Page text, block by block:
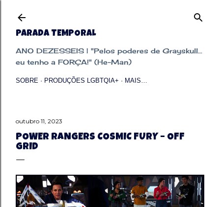
PARADA TEMPORAL
ANO DEZESSEIS | "Pelos poderes de Grayskull...
eu tenho a FORÇA!" (He-Man)
SOBRE PRODUÇÕES LGBTQIA+ MAIS…
outubro 11, 2023
POWER RANGERS COSMIC FURY – OFF
GRID